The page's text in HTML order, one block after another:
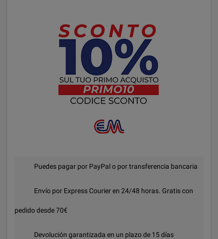
Puedes pagar por PayPal o por transferencia bancaria
Envío por Express Courier en 24/48 horas. Gratis con
pedido desde 70€
Devolución garantizada en un plazo de 15 días